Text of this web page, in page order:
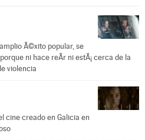
Ã©xito popular, se
ni hace reÃ­r ni estÃ¡ cerca de la
violencia
cine creado en Galicia en